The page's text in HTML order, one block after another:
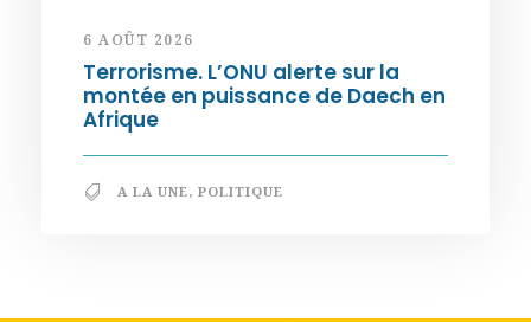
6 AOÛT 2026
Terrorisme. L’ONU alerte sur la
montée en puissance de Daech en
Afrique
A LA UNE, POLITIQUE